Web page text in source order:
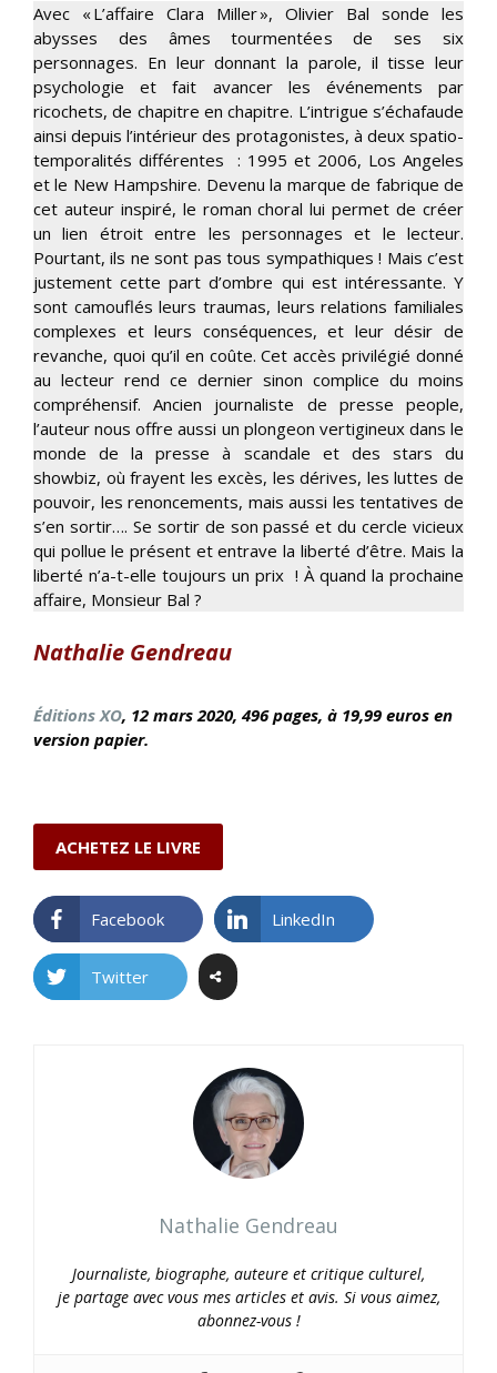
Avec « L’affaire Clara Miller », Olivier Bal sonde les
abysses des âmes tourmentées de ses six
personnages. En leur donnant la parole, il tisse leur
psychologie et fait avancer les événements par
ricochets, de chapitre en chapitre. L’intrigue s’échafaude
ainsi depuis l’intérieur des protagonistes, à deux spatio-
temporalités différentes : 1995 et 2006, Los Angeles
et le New Hampshire. Devenu la marque de fabrique de
cet auteur inspiré, le roman choral lui permet de créer
un lien étroit entre les personnages et le lecteur.
Pourtant, ils ne sont pas tous sympathiques ! Mais c’est
justement cette part d’ombre qui est intéressante. Y
sont camouflés leurs traumas, leurs relations familiales
complexes et leurs conséquences, et leur désir de
revanche, quoi qu’il en coûte. Cet accès privilégié donné
au lecteur rend ce dernier sinon complice du moins
compréhensif. Ancien journaliste de presse people,
l’auteur nous offre aussi un plongeon vertigineux dans le
monde de la presse à scandale et des stars du
showbiz, où frayent les excès, les dérives, les luttes de
pouvoir, les renoncements, mais aussi les tentatives de
s’en sortir…. Se sortir de son passé et du cercle vicieux
qui pollue le présent et entrave la liberté d’être. Mais la
liberté n’a-t-elle toujours un prix ! À quand la prochaine
affaire, Monsieur Bal ?
Nathalie Gendreau
Éditions XO, 12 mars2020, 496 pages, à 19,99 euros en
version papier.
ACHETEZ LE LIVRE
Facebook LinkedIn
Twitter
Nathalie Gendreau
Journaliste, biographe, auteure et critique culturel,
je partage avec vous mes articles et avis. Si vous aimez,
abonnez-vous !